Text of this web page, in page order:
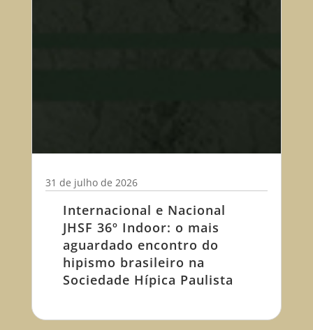
Internacional e Nacional
JHSF 36º Indoor: o mais
aguardado encontro do
hipismo brasileiro na
Sociedade Hípica Paulista
31 de julho de 2026